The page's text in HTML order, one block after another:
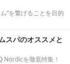
”を繋げることを目的
スパのオススメと
Nordicを徹底特集！